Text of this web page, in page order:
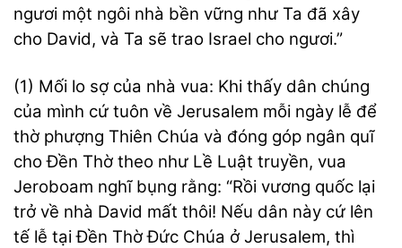
ngươi một ngôi nhà bền vững như Ta đã xây
cho David, và Ta sẽ trao Israel cho ngươi.”
(1) Mối lo sợ của nhà vua: Khi thấy dân chúng
của mình cứ tuôn về Jerusalem mỗi ngày lễ để
thờ phượng Thiên Chúa và đóng góp ngân quĩ
cho Đền Thờ theo như Lề Luật truyền, vua
Jeroboam nghĩ bụng rằng: “Rồi vương quốc lại
trở về nhà David mất thôi! Nếu dân này cứ lên
tế lễ tại Đền Thờ Đức Chúa ở Jerusalem, thì